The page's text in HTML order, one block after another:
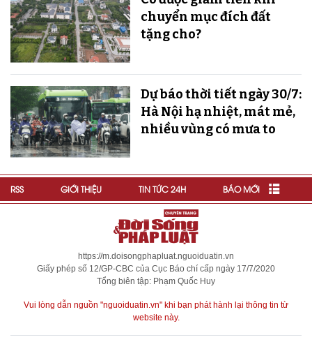
chuyển mục đích đất
tặng cho?
Dự báo thời tiết ngày 30/7:
Hà Nội hạ nhiệt, mát mẻ,
nhiều vùng có mưa to
RSS GIỚI THIỆU TIN TỨC 24H BÁO MỚI
https://m.doisongphapluat.nguoiduatin.vn
Giấy phép số 12/GP-CBC của Cục Báo chí cấp ngày 17/7/2020
Tổng biên tập: Phạm Quốc Huy
Vui lòng dẫn nguồn "nguoiduatin.vn" khi bạn phát hành lại thông tin từ
website này.